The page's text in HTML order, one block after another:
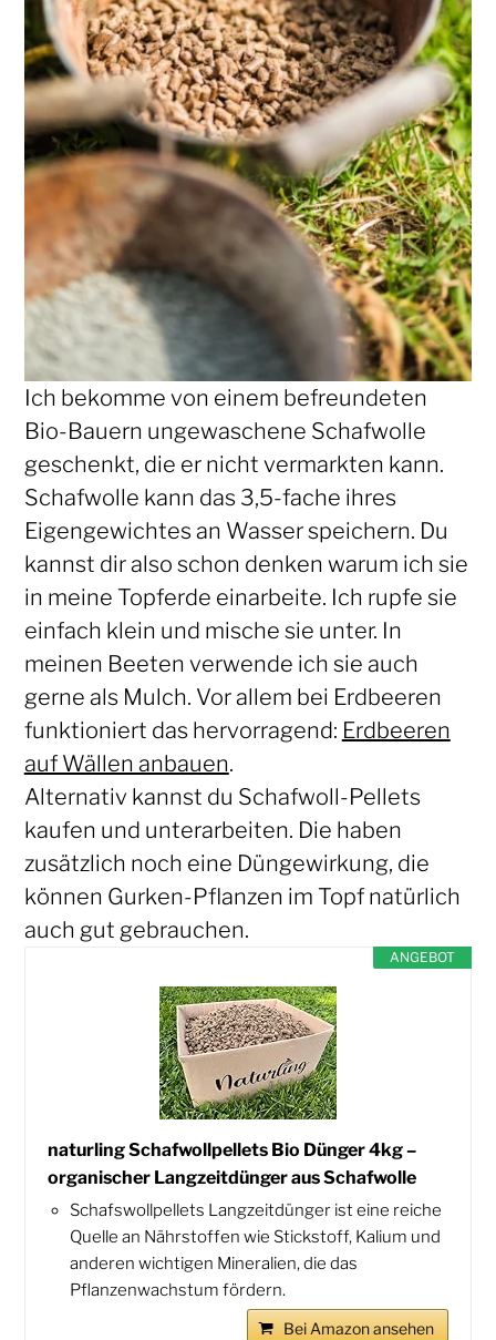
Ich bekomme von einem befreundeten
Bio-Bauern ungewaschene Schafwolle
geschenkt, die er nicht vermarkten kann.
Schafwolle kann das 3,5-fache ihres
Eigengewichtes an Wasser speichern. Du
kannst dir also schon denken warum ich sie
in meine Topferde einarbeite. Ich rupfe sie
einfach klein und mische sie unter. In
meinen Beeten verwende ich sie auch
gerne als Mulch. Vor allem bei Erdbeeren
funktioniert das hervorragend: Erdbeeren
auf Wällen anbauen.
Alternativ kannst du Schafwoll-Pellets
kaufen und unterarbeiten. Die haben
zusätzlich noch eine Düngewirkung, die
können Gurken-Pflanzen im Topf natürlich
auch gut gebrauchen.
ANGEBOT
naturling Schafwollpellets Bio Dünger 4kg –
organischer Langzeitdünger aus Schafwolle
Schafswollpellets Langzeitdünger ist eine reiche
Quelle an Nährstoffen wie Stickstoff, Kalium und
anderen wichtigen Mineralien, die das
Pflanzenwachstum fördern.
Bei Amazon ansehen